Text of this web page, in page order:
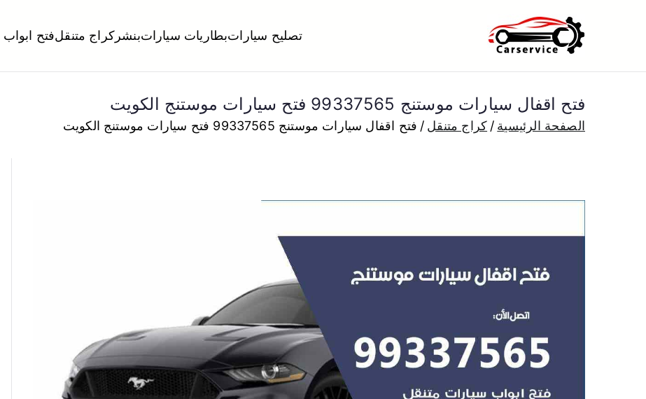
بنشر متنقل الكويت
بنشر متنقل الكويت كهرباء وبنشر تبديل تواير تواير اطارات عجلات تصليح وصيانة سيارات امام المنزل
تصليح سياراتبطاريات سياراتبنشر كراج متنقلفتح
فتح اقفال سيارات موستنج 99337565 فتح سيارات موستنج الكويت
الصفحة الرئيسية كراج متنقل فتح اقفال سيارات موستنج 99337565 فتح سيارات موستنج الكويت